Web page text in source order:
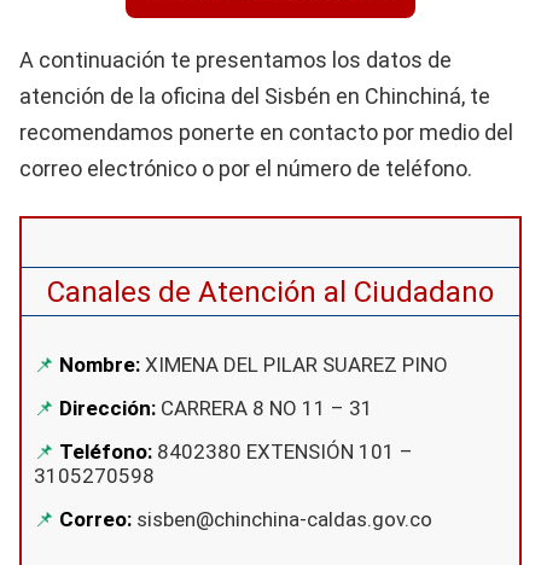
A continuación te presentamos los datos de
atención de la oficina del Sisbén en Chinchiná, te
recomendamos ponerte en contacto por medio del
correo electrónico o por el número de teléfono.
Canales de Atención al Ciudadano
Nombre: XIMENA DEL PILAR SUAREZ PINO
Dirección: CARRERA 8 NO 11 – 31
Teléfono: 8402380 EXTENSIÓN 101 –
3105270598
Correo: sisben@chinchina-caldas.gov.co